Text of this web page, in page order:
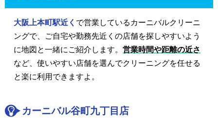
大阪上本町駅近く で営業しているカーニバルクリーニ
ングで、ご自宅や勤務先近くの店舗を探しやすいよう
に地図と一緒にご紹介します。 営業時間や距離の近さ
など、使いやすい店舗を選んでクリーニングを任せる
と楽に利用できますよ。
カーニバル谷町九丁目店